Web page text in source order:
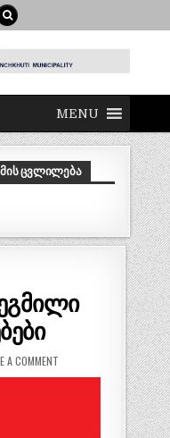
MENU
ᲪᲕᲚᲘᲚᲔᲑᲐ
A COMMENT